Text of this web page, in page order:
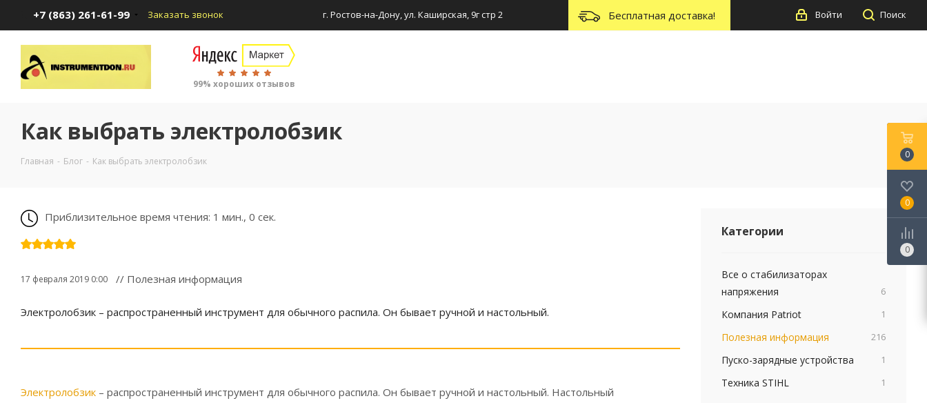
+7 (863) 261-61-99 Заказать звонок г. Ростов-на-Дону, ул. Каширская, 9г стр 2 Бесплатная доставка! Поиск
Войти
99% хороших отзывов
Как выбрать электролобзик
Главная - Блог - Как выбрать электролобзик
Приблизительное время чтения: 1 мин., 0 сек.
17 февраля 2019 0:00 // Полезная информация
Электролобзик – распространенный инструмент для обычного распила. Он бывает ручной и настольный.
Электролобзик – распространенный инструмент для обычного распила. Он бывает ручной и настольный. Настольный
Категории
Все о стабилизаторах
напряжения
6
Компания Patriot 1
Полезная информация 216
Пуско-зарядные устройства 1
Техника STIHL 1
0
0
0